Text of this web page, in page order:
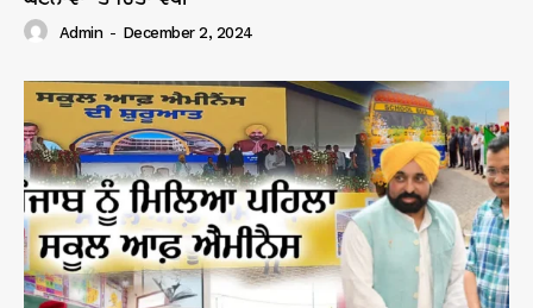
Admin - December 2, 2024